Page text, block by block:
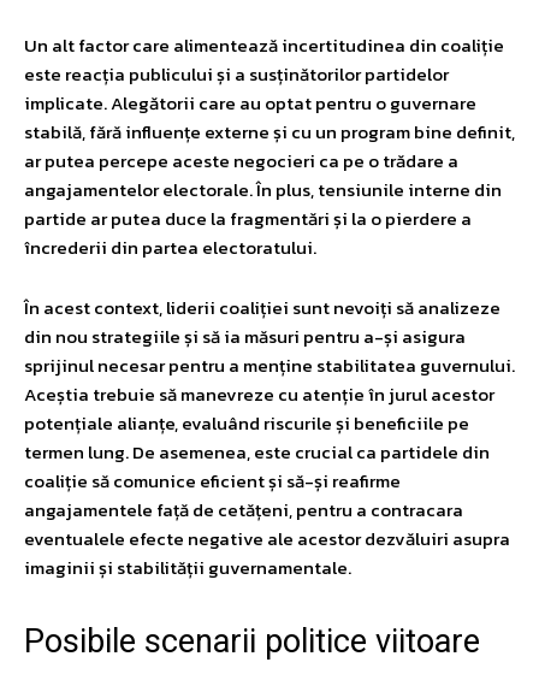
Un alt factor care alimentează incertitudinea din coaliție
este reacția publicului și a susținătorilor partidelor
implicate. Alegătorii care au optat pentru o guvernare
stabilă, fără influențe externe și cu un program bine definit,
ar putea percepe aceste negocieri ca pe o trădare a
angajamentelor electorale. În plus, tensiunile interne din
partide ar putea duce la fragmentări și la o pierdere a
încrederii din partea electoratului.
În acest context, liderii coaliției sunt nevoiți să analizeze
din nou strategiile și să ia măsuri pentru a-și asigura
sprijinul necesar pentru a menține stabilitatea guvernului.
Aceștia trebuie să manevreze cu atenție în jurul acestor
potențiale alianțe, evaluând riscurile și beneficiile pe
termen lung. De asemenea, este crucial ca partidele din
coaliție să comunice eficient și să-și reafirme
angajamentele față de cetățeni, pentru a contracara
eventualele efecte negative ale acestor dezvăluiri asupra
imaginii și stabilității guvernamentale.
Posibile scenarii politice viitoare